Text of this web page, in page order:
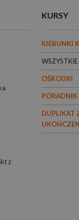
z
KURSY
KIERUNKI
WSZYSTKIE
OŚRODKI
PORADNIK
DUPLIKAT